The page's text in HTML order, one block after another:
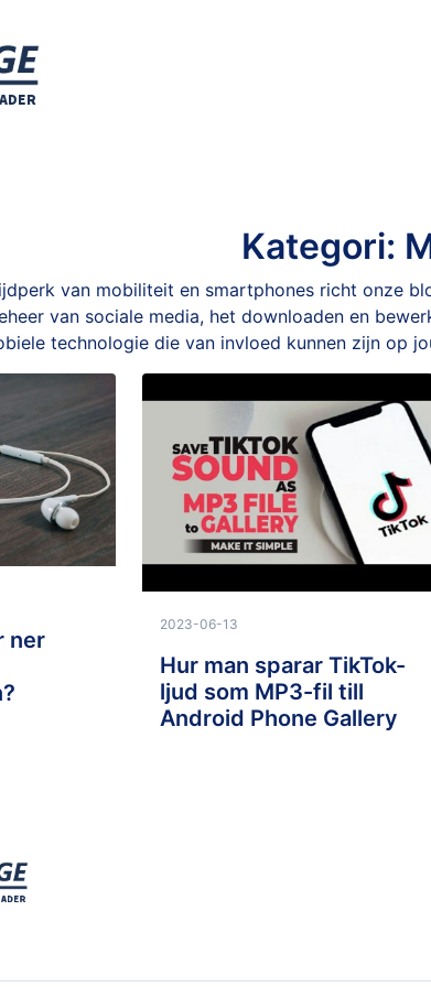
Kategori:
van mobiliteit en smartphones richt onze
van sociale media, het downloaden en
technologie die van invloed kunnen zijn op
ner
2023-06-13
Hur man sparar TikTok-
ljud som MP3-fil till
Android Phone Gallery